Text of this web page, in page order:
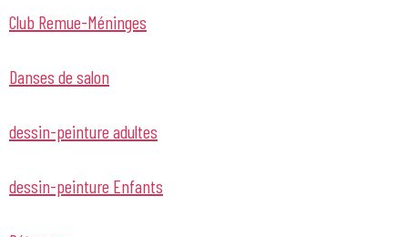
Club Remue-Méninges
Danses de salon
dessin-peinture adultes
dessin-peinture Enfants